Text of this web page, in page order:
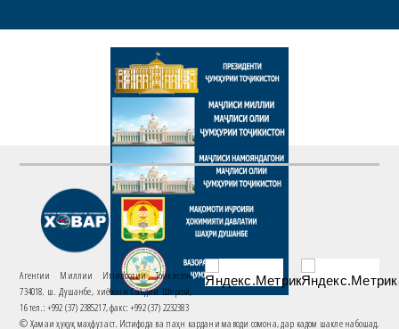
Агентии Миллии Иттилоотии Тоҷикистон
734018. ш. Душанбе, хиёбони Саъдии Шерозӣ,
16 тел.: +992 (37) 2385217, факс: +992 (37) 2232383
© Ҳамаи ҳуқуқ маҳфуз аст. Истифода ва паҳн кардани маводи сомона, дар кадом шакле набошад,